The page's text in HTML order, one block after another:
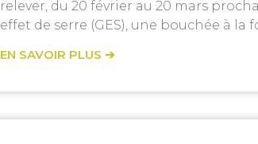
relever, du 20 février au 20 mars
effet de serre (GES), une bouchée à la
EN SAVOIR PLUS ➔